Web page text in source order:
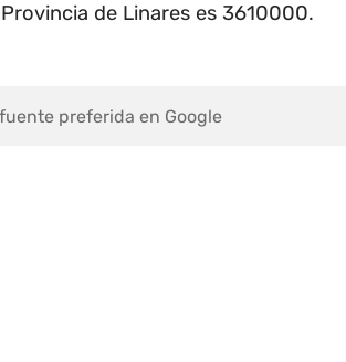
de Linares es 3610000.
preferida en Google